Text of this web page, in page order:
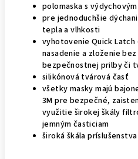
polomaska s
pre jednoduchšie
tepla a vlhkosti
vyhotovenie Quick Latch
nasadenie a zloženie
bezpečnostnej prilby či
silikónová tvárová časť
všetky masky majú
3M pre bezpečné,
využitie širokej škály
jemným časticiam
široká škála